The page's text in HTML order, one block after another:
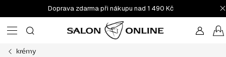
na
obsah
Doprava zdarma při nákupu nad 1 490 Kč
krémy